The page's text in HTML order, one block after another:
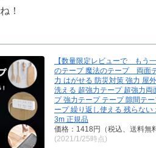
！
【数量限定レビューで もう
のテープ 魔法のテープ 両面
力 はがせる 防災対策 強力 屋
洗える 超強力テープ 超強力両
プ 強力テープ テープ 隙間テ
ープ 繰り返し使える 残らない
3m 正規品
価格：1418円（税込、送料無
(2021/1/25時点)